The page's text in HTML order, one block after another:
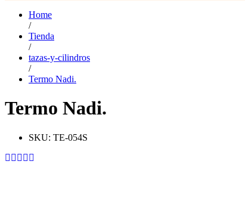
Home
/
Tienda
/
tazas-y-cilindros
/
Termo Nadi.
Termo Nadi.
SKU: TE-054S